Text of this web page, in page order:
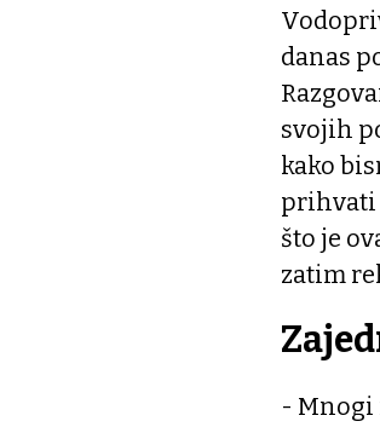
danas
svojih
kako
prihvati
što je
zatim
- Mnogi